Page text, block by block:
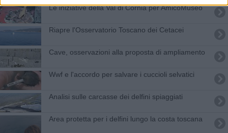
Le iniziative della Val di Cornia per AmicoMuseo
Riapre l'Osservatorio Toscano dei Cetacei
Cave, osservazioni alla proposta di ampliamento
Wwf e l'accordo per salvare i cuccioli selvatici
Analisi sulle carcasse dei delfini spiaggiati
Area protetta per i delfini lungo la costa toscana